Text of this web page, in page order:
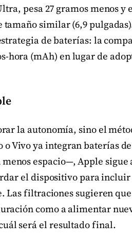
pesa 27 gramos menos y
similar (6,9
de baterías: la
(mAh) en lugar de
la autonomía, sino el
Vivo ya integran baterías
espacio—, Apple sigue
el dispositivo para
filtraciones sugieren
como a alimentar
será el resultado final.